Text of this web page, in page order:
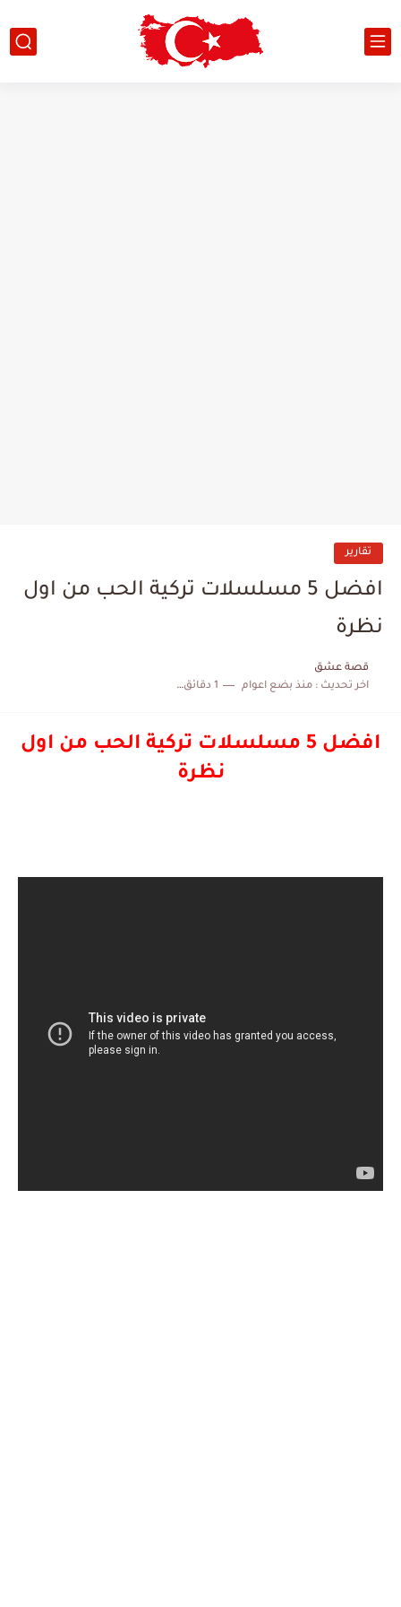
تقارير
افضل 5 مسلسلات تركية الحب من اول
نظرة
قصة عشق
اخر تحديث :منذ بضع اعوام 1 دقائق للقراءة
افضل 5 مسلسلات تركية الحب من اول
نظرة